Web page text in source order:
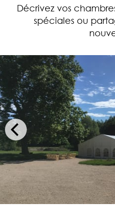
Décrivez vos
spéciales ou